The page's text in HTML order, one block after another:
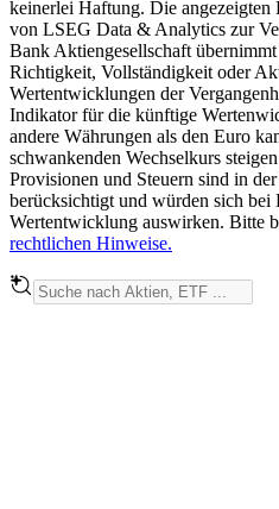
keinerlei Haftung. Die angezeigten
von LSEG Data & Analytics zur
Bank Aktiengesellschaft
Richtigkeit, Vollständigkeit oder
Wertentwicklungen der
Indikator für die künftige
andere Währungen als den Euro
schwankenden Wechselkurs
Provisionen und Steuern sind in
berücksichtigt und würden sich
Wertentwicklung auswirken. Bitte
rechtlichen Hinweise.